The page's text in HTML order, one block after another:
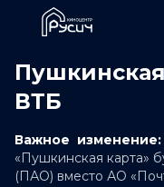
ВТБ
Важное изменение:
«Пушкинская карта»
(ПАО) вместо АО